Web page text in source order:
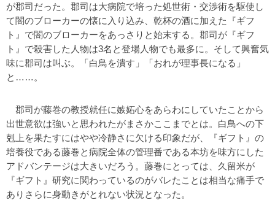
が郡司だった。郡司は大病院で培った処世術・交渉術を駆使し
て闇のブローカーの懐に入り込み、乾杯の酒に加えた『ギフ
ト』で闇のブローカーをあっさりと始末する。郡司が『ギフ
ト』で殺害した人物は3名と登場人物でも最多に。そして興奮気
味に郡司は叫ぶ。「白鳥を潰す」「おれが理事長になる」
と……。
郡司が藤巻の教授就任に嫉妬心をあらわにしていたことから
出世意欲は強いと思われたがまさかここまでとは。白鳥への下
剋上を果たすにはやや冷静さに欠ける印象だが、『ギフト』の
培養役である藤巻と病院全体の管理番である本坊を味方にした
アドバンテージは大きいだろう。藤巻にとっては、久留米が
『ギフト』研究に関わっているのがバレたことは相当な痛手で
ありさらに身動きがとれない状況となった。